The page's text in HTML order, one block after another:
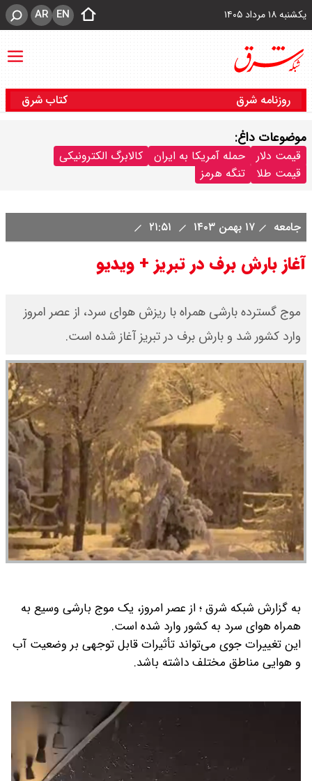
یکشنبه ۱۸ مرداد ۱۴۰۵ EN
AR
روزنامه شرق کتاب شرق
موضوعات داغ:
قیمت دلار حمله آمریکا به ایران
کالابرگ الکترونیکی
قیمت طلا
تنگه هرمز
جامعه ۱۷ بهمن ۱۴۰۳
آغاز بارش برف در تبریز + ویدیو
موج گسترده بارشی همراه با ریزش هوای سرد، از عصر امروز
وارد کشور شد و بارش برف در تبریز آغاز شده است.
به گزارش شبکه شرق ؛ از عصر امروز، یک موج بارشی وسیع به
همراه هوای سرد به کشور وارد شده است.
این تغییرات جوی می‌تواند تأثیرات قابل توجهی بر وضعیت آب
و هوایی مناطق مختلف داشته باشد.